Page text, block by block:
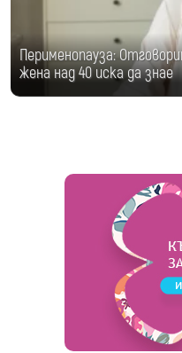
Перименопауза:
жена над 40 иска да знае